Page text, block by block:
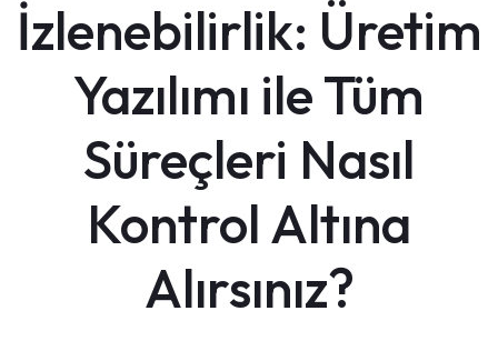
İzlenebilirlik: Üretim
Yazılımı ile Tüm
Süreçleri Nasıl
Kontrol Altına
Alırsınız?